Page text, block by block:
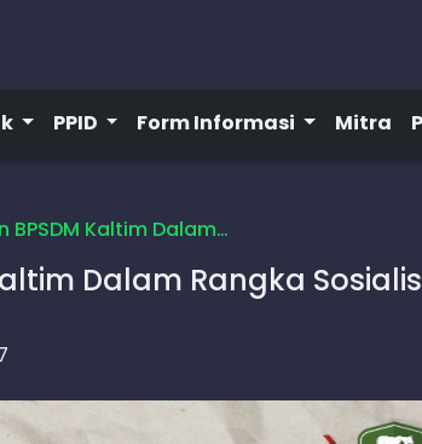
PPID Form Informasi Mitra
BPSDM Kaltim Dalam…
Dalam Rangka